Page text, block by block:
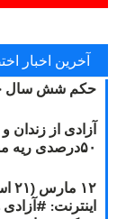
آخرین اخبار
حکم شش سال
آزادی از زندان
۵۰درصدی ریه مصطفی دانشجو